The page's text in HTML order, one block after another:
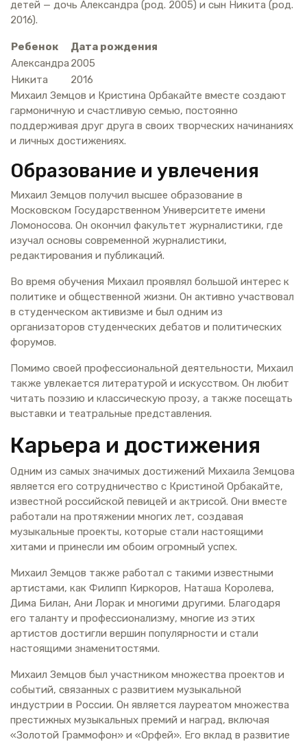
детей — дочь Александра (род. 2005) и сын Никита (род.
2016).
Ребенок
Дата рождения
Александра 2005
Никита
2016
Михаил Земцов и Кристина Орбакайте вместе создают
гармоничную и счастливую семью, постоянно
поддерживая друг друга в своих творческих начинаниях
и личных достижениях.
Образование и увлечения
Михаил Земцов получил высшее образование в
Московском Государственном Университете имени
Ломоносова. Он окончил факультет журналистики, где
изучал основы современной журналистики,
редактирования и публикаций.
Во время обучения Михаил проявлял большой интерес к
политике и общественной жизни. Он активно участвовал
в студенческом активизме и был одним из
организаторов студенческих дебатов и политических
форумов.
Помимо своей профессиональной деятельности, Михаил
также увлекается литературой и искусством. Он любит
читать поэзию и классическую прозу, а также посещать
выставки и театральные представления.
Карьера и достижения
Одним из самых значимых достижений Михаила Земцова
является его сотрудничество с Кристиной Орбакайте,
известной российской певицей и актрисой. Они вместе
работали на протяжении многих лет, создавая
музыкальные проекты, которые стали настоящими
хитами и принесли им обоим огромный успех.
Михаил Земцов также работал с такими известными
артистами, как Филипп Киркоров, Наташа Королева,
Дима Билан, Ани Лорак и многими другими. Благодаря
его таланту и профессионализму, многие из этих
артистов достигли вершин популярности и стали
настоящими знаменитостями.
Михаил Земцов был участником множества проектов и
событий, связанных с развитием музыкальной
индустрии в России. Он является лауреатом множества
престижных музыкальных премий и наград, включая
«Золотой Граммофон» и «Орфей». Его вклад в развитие